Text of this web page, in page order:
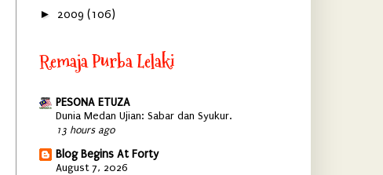
► 2009 (106)
Remaja Purba Lelaki
PESONA ETUZA
Dunia Medan Ujian: Sabar dan Syukur.
13 hours ago
Blog Begins At Forty
August 7, 2026